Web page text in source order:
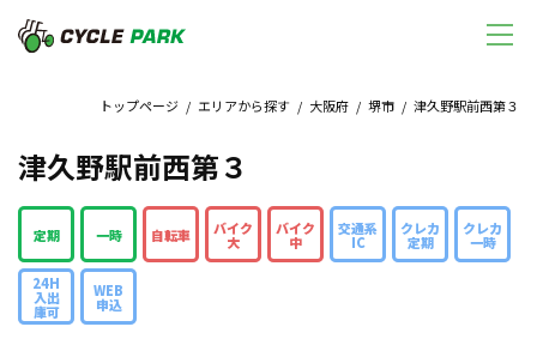
トップページ / エリアから探す / 大阪府 / 堺市 / 津久野駅前西第３
津久野駅前西第３
定期 一時 自転車 バイク
大
バイク
中
交通系
IC
クレカ
定期
クレカ
一時
24H
入出
庫可
WEB
申込